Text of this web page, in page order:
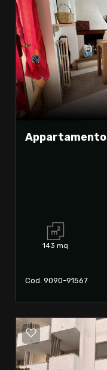
Appartamento
143 mq
Cod. 9090-91567